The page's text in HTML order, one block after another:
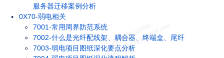
服务器迁移案例分析
0X70-弱电相关
7001-常用周界防范系统
7002-什么是光纤配线架、耦合器、终端盒、尾纤
7003-弱电项目图纸深化要点分析